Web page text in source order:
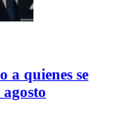
a quienes se